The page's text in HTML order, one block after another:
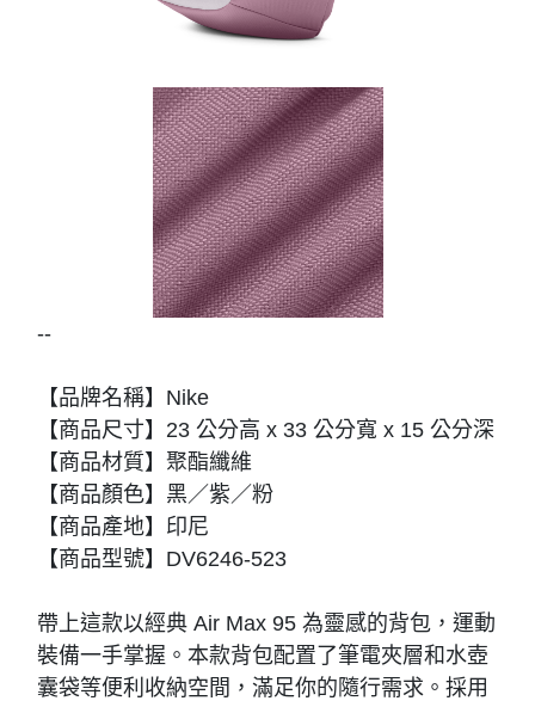
--
【品牌名稱】Nike
【商品尺寸】23 公分高 x 33 公分寬 x 15 公分深
【商品材質】聚酯纖維
【商品顏色】黑／紫／粉
【商品產地】印尼
【商品型號】DV6246-523
帶上這款以經典 Air Max 95 為靈感的背包，運動
裝備一手掌握。本款背包配置了筆電夾層和水壺
囊袋等便利收納空間，滿足你的隨行需求。採用